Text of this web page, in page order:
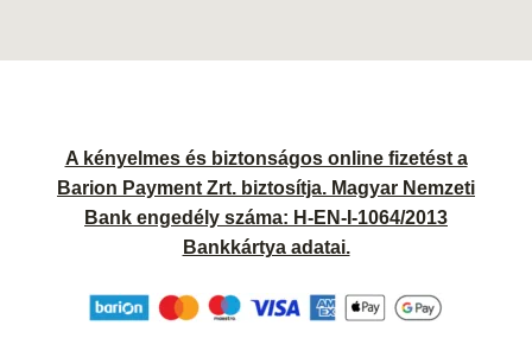
A kényelmes és biztonságos online fizetést a
Barion Payment Zrt. biztosítja. Magyar Nemzeti
Bank engedély száma: H-EN-I-1064/2013
Bankkártya adatai.